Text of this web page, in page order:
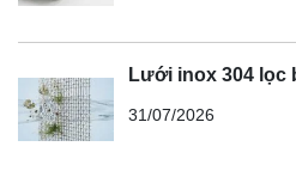
Lưới inox 304 lọc
31/07/2026